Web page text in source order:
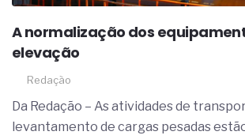
A normalização dos
elevação
Redação
Da Redação – As atividades de
levantamento de cargas pesadas